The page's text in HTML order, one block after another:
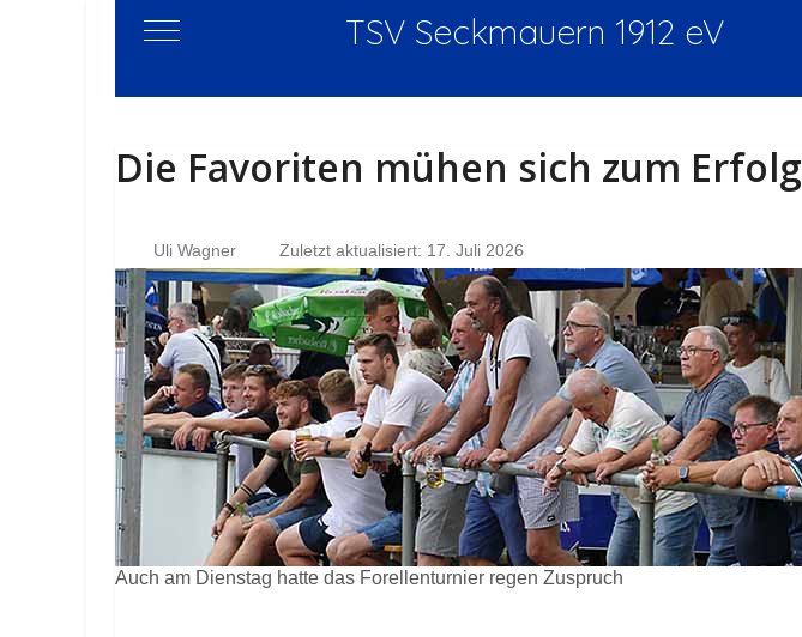
Mobile Menu Toggle TSV Seckmauern 1912 eV
Die Favoriten mühen sich zum Erfolg
Uli Wagner Zuletzt aktualisiert: 17. Juli 2026
Auch am Dienstag hatte das Forellenturnier regen Zuspruch